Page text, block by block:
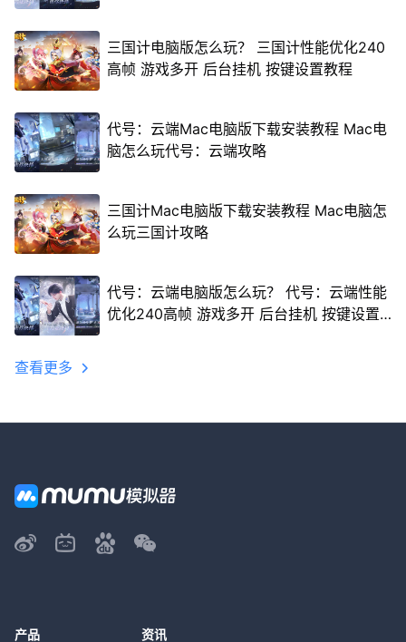
三国计电脑版怎么玩？ 三国计性能优化240
高帧 游戏多开 后台挂机 按键设置教程
代号：云端Mac电脑版下载安装教程 Mac电
脑怎么玩代号：云端攻略
三国计Mac电脑版下载安装教程 Mac电脑怎
么玩三国计攻略
代号：云端电脑版怎么玩？ 代号：云端性能
优化240高帧 游戏多开 后台挂机 按键设置
查看更多
产品 资讯